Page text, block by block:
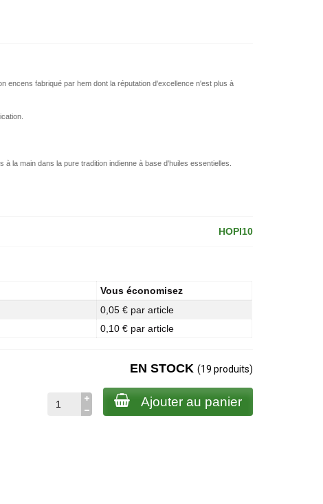
encens fabriqué par hem dont la réputation d'excellence n'est plus à
la main dans la pure tradition indienne à base d'huiles essentielles.
HOPI10
Vous économisez
0,05 € par article
0,10 € par article
EN STOCK (19 produits)
Ajouter au panier